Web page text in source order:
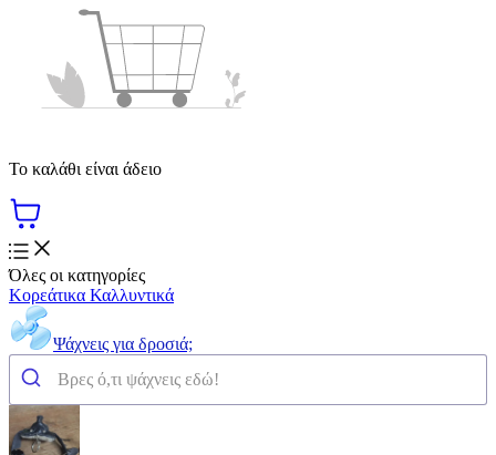
Το καλάθι είναι άδειο
Όλες οι κατηγορίες
Κορεάτικα Καλλυντικά
Ψάχνεις για δροσιά;